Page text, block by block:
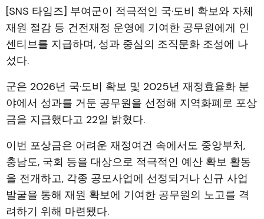
[SNS 타임즈] 부여군이 적극적인 국·도비 확보와 자체
재원 절감 등 건전재정 운영에 기여한 공무원에게 인
센티브를 지급하며, 성과 중심의 조직문화 조성에 나
섰다.
군은 2026년 국·도비 확보 및 2025년 재정효율화 분
야에서 성과를 거둔 공무원을 선정해 지역화폐로 포상
금을 지급했다고 22일 밝혔다.
이번 포상금은 어려운 재정여건 속에서도 중앙부처,
충남도, 국회 등을 대상으로 적극적인 예산 확보 활동
을 전개하고, 각종 공모사업에 선정되거나 신규 사업
발굴을 통해 재원 확보에 기여한 공무원의 노고를 격
려하기 위해 마련됐다.